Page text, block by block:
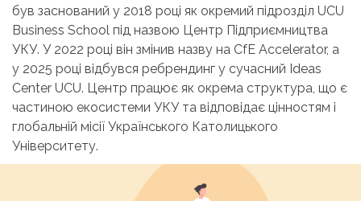
був заснований у 2018 році як окремий підрозділ UCU
Business School під назвою Центр Підприємництва
УКУ. У 2022 році він змінив назву на CfE Accelerator, а
у 2025 році відбувся ребрендинг у сучасний Ideas
Center UCU. Центр працює як окрема структура, що є
частиною екосистеми УКУ та відповідає цінностям і
глобальній місії Українського Католицького
Університету.